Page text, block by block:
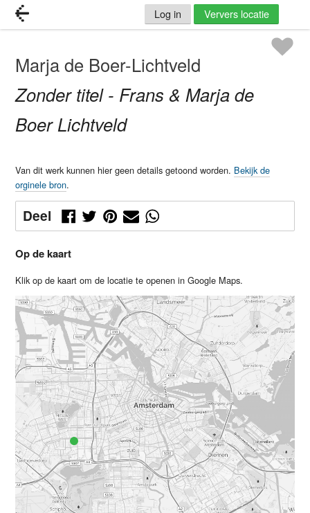
Log in Ververs locatie
Marja de Boer-Lichtveld
Zonder titel - Frans & Marja de
Boer Lichtveld
Van dit werk kunnen hier geen details getoond worden. Bekijk de
orginele bron.
Deel
Op de kaart
Klik op de kaart om de locatie te openen in Google Maps.